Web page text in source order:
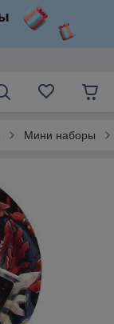
Мини наборы